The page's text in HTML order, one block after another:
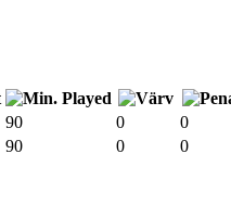
90 0 0
90 0 0